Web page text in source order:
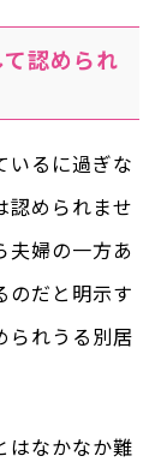
認められ
いるに過ぎな
認められませ
夫婦の一方あ
のだと明示す
られうる別居
はなかなか難